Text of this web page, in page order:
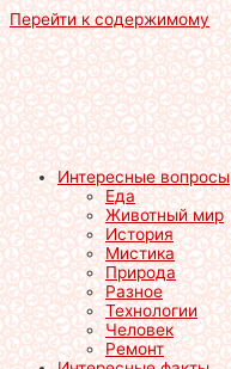
Перейти к содержимому
Интересные вопросы
Еда
Животный мир
История
Мистика
Природа
Разное
Технологии
Человек
Ремонт